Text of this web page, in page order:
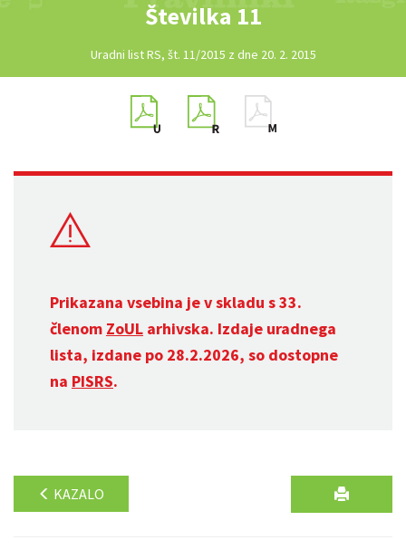
Številka 11
Uradni list RS, št. 11/2015 z dne 20. 2. 2015
Prikazana vsebina je v skladu s 33.
členom ZoUL arhivska. Izdaje uradnega
lista, izdane po 28.2.2026, so dostopne
na PISRS.
KAZALO